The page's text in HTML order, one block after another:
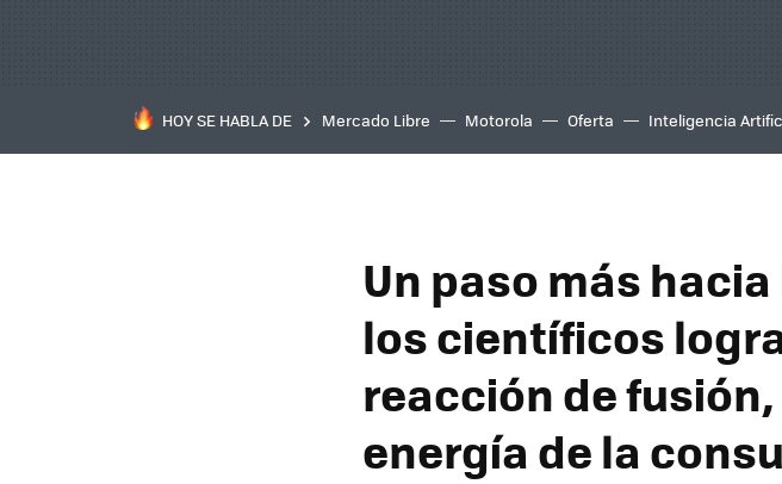
HOY SE HABLA DE Mercado Libre Motorola Oferta Inteligencia
Un paso más
los científicos
reacción de
energía de la